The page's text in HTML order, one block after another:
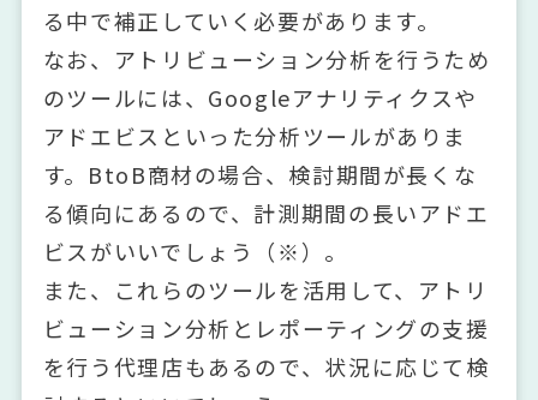
る中で補正していく必要があります。
なお、アトリビューション分析を行うため
のツールには、Googleアナリティクスや
アドエビスといった分析ツールがありま
す。BtoB商材の場合、検討期間が長くな
る傾向にあるので、計測期間の長いアドエ
ビスがいいでしょう（※）。
また、これらのツールを活用して、アトリ
ビューション分析とレポーティングの支援
を行う代理店もあるので、状況に応じて検